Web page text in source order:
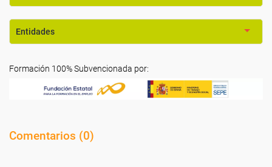
Entidades
Formación 100% Subvencionada por:
Comentarios (0)